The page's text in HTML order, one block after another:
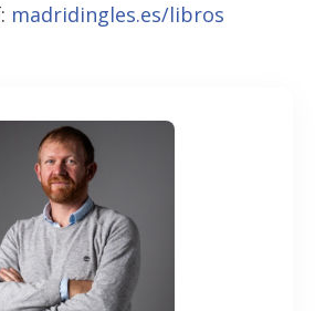
madridingles.es/libros